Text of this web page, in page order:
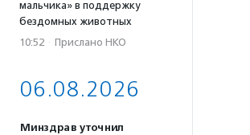
мальчика» в поддержку
бездомных животных
10:52 · Прислано НКО
06.08.2026
Минздрав уточнил